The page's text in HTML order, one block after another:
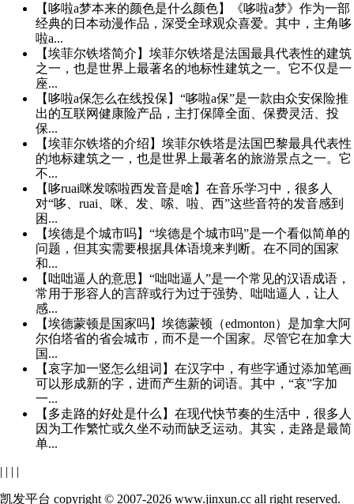
【哆啦a梦本来的颜色是什么颜色】《哆啦a梦》作为一部
经典的日本动漫作品，深受全球观众喜爱。其中，主角哆
啦a...
【埃菲尔铁塔简介】埃菲尔铁塔是法国最具代表性的建筑
之一，也是世界上最著名的地标性建筑之一。它不仅是一
座...
【哆啦a保怎么在线投保】“哆啦a保”是一款由众安保险推
出的互联网健康险产品，主打保障全面、保费灵活、投
保...
【埃菲尔铁塔的介绍】埃菲尔铁塔是法国巴黎最具代表性
的地标建筑之一，也是世界上最著名的旅游景点之一。它
不...
【哆ruai咪发嗦啦西发音是啥】在音乐学习中，很多人
对“哆、ruai、咪、发、嗦、啦、西”这些音符的发音感到
困...
【埃德是个城市吗】“埃德是个城市吗”是一个看似简单的
问题，但其实需要根据具体语境来判断。在不同的国家
和...
【咄咄逼人的意思】“咄咄逼人”是一个常见的汉语成语，
常用于形容人的言辞或行为过于强势、咄咄逼人，让人
感...
【埃德蒙顿是国家吗】埃德蒙顿（edmonton）是加拿大阿
尔伯塔省的省会城市，而不是一个国家。尽管它在加拿大
国...
【哀字加一竖怎么组词】在汉字中，有些字通过添加笔画
可以形成新的字，进而产生新的词语。其中，“哀”字加
一...
【多走路的好处是什么】在现代快节奏的生活中，很多人
因为工作繁忙或久坐不动而缺乏运动。其实，走路是最简
单...
| | | |
凯发平台 copyright © 2007-2026 www.jinxun.cc all right reserved.